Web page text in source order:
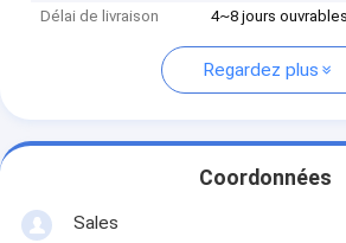
Délai de livraison
4~8 jours ouvrables
Regardez plus
Coordonnées
Sales